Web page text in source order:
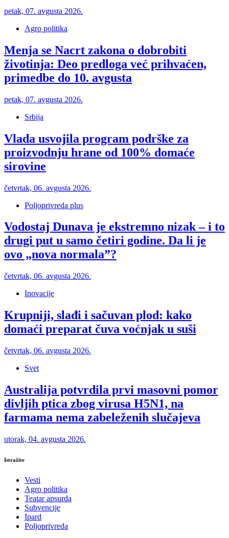
petak, 07. avgusta 2026.
Agro politika
Menja se Nacrt zakona o dobrobiti
životinja: Deo predloga već prihvaćen,
primedbe do 10. avgusta
petak, 07. avgusta 2026.
Srbija
Vlada usvojila program podrške za
proizvodnju hrane od 100% domaće
sirovine
četvrtak, 06. avgusta 2026.
Poljoprivreda plus
Vodostaj Dunava je ekstremno nizak – i to
drugi put u samo četiri godine. Da li je
ovo „nova normala”?
četvrtak, 06. avgusta 2026.
Inovacije
Krupniji, slađi i sačuvan plod: kako
domaći preparat čuva voćnjak u suši
četvrtak, 06. avgusta 2026.
Svet
Australija potvrdila prvi masovni pomor
divljih ptica zbog virusa H5N1, na
farmama nema zabeleženih slučajeva
utorak, 04. avgusta 2026.
Istražite
Vesti
Agro politika
Teatar apsurda
Subvencije
Ipard
Poljoprivreda